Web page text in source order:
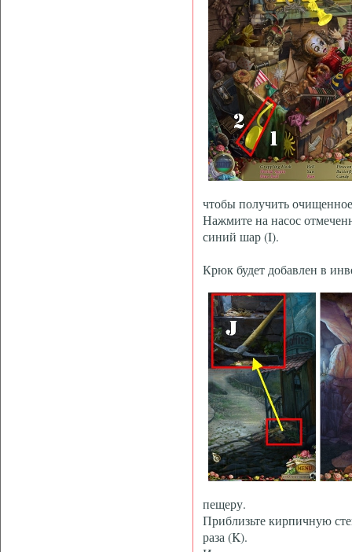
чтобы получить
Нажмите на насос
синий шар (I).
Крюк будет добавлен в
пещеру.
Приблизьте кирпичную
раза (K).